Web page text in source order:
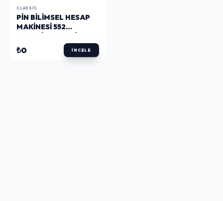
CLASSIC
PIN BILIMSEL HESAP
MAKINESI 552
₺0 İNCELE